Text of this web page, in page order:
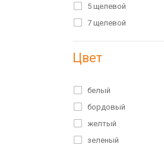
Terex
WIENERBERGER TERCA
Азарово
Алексин ТСМ
Белые столбы
Богородск
Болохово
5 щелевой
7 щелевой
Цвет
белый
бордовый
желтый
зеленый